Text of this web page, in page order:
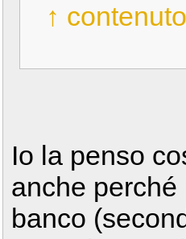
↑
Io la penso
anche
banco